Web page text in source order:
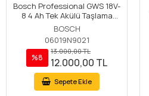
Bosch Professional GWS 18V-
8 4 Ah Tek Akülü Taşlama
Makinesi 06019N9021
BOSCH
06019N9021
%8
13.000,00 TL
12.000,00 TL
Sepete Ekle